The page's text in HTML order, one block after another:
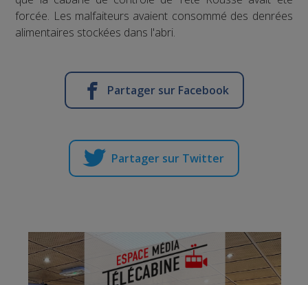
forcée. Les malfaiteurs avaient consommé des denrées
alimentaires stockées dans l'abri.
Partager sur Facebook
Partager sur Twitter